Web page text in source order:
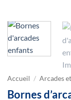
Accueil / Arcades
Bornes